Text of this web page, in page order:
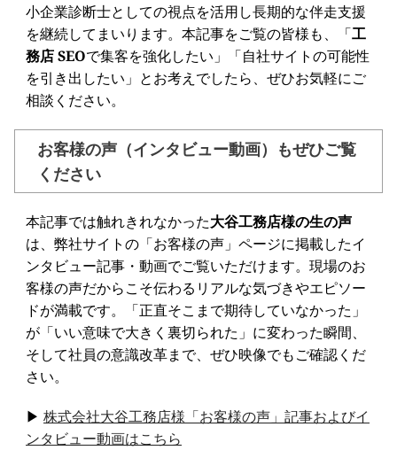
小企業診断士としての視点を活用し長期的な伴走支援
を継続してまいります。本記事をご覧の皆様も、「工
務店 SEOで集客を強化したい」「自社サイトの可能性
を引き出したい」とお考えでしたら、ぜひお気軽にご
相談ください。
お客様の声（インタビュー動画）もぜひご覧
ください
本記事では触れきれなかった大谷工務店様の生の声
は、弊社サイトの「お客様の声」ページに掲載したイ
ンタビュー記事・動画でご覧いただけます。現場のお
客様の声だからこそ伝わるリアルな気づきやエピソー
ドが満載です。「正直そこまで期待していなかった」
が「いい意味で大きく裏切られた」に変わった瞬間、
そして社員の意識改革まで、ぜひ映像でもご確認くだ
さい。
▶ 株式会社大谷工務店様「お客様の声」記事およびイ
ンタビュー動画はこちら